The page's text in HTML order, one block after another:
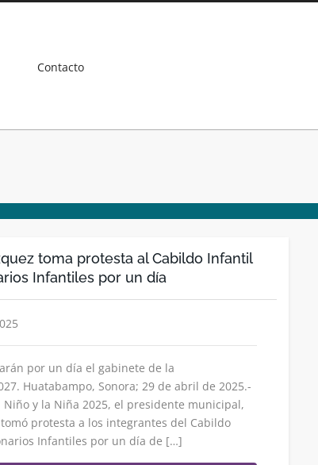
Contacto
toma protesta al Cabildo Infantil
Infantiles por un día
por un día el gabinete de la
Huatabampo, Sonora; 29 de abril de 2025.-
Niño y la Niña 2025, el presidente municipal,
tomó protesta a los integrantes del Cabildo
Infantiles por un día de […]